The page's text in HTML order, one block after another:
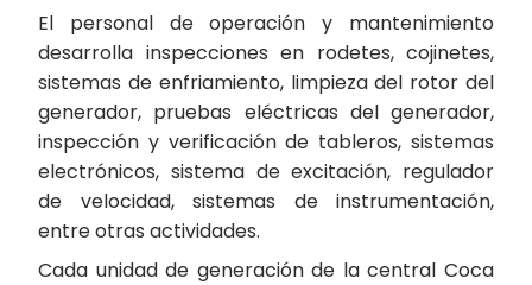
El personal de operación y mantenimiento
desarrolla inspecciones en rodetes, cojinetes,
sistemas de enfriamiento, limpieza del rotor del
generador, pruebas eléctricas del generador,
inspección y verificación de tableros, sistemas
electrónicos, sistema de excitación, regulador
de velocidad, sistemas de instrumentación,
entre otras actividades.
Cada unidad de generación de la central Coca